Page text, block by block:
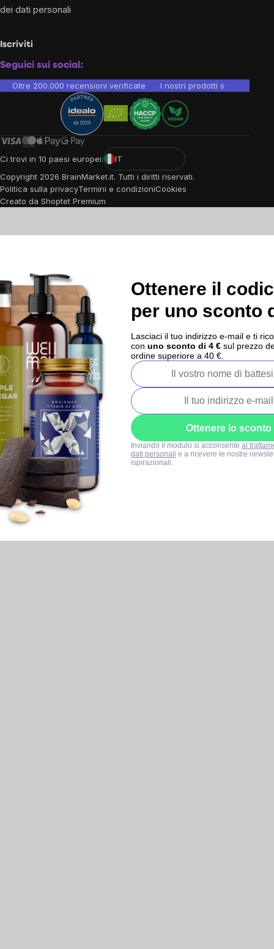
dei dati personali
Iscriviti
Seguici sui social:
Oltre 200.000 recensioni verificate I nostri prodotti sono testati
Ci trovi in 10 paesi europei:
IT
Copyright 2026 BrainMarket.it. Tutti i diritti riservati.
Politica sulla privacyTermini e condizioniCookies
Creato da Shoptet Premium
Ottenere il
per uno sconto
Lasciaci il tuo indirizzo e-mail e ti
con uno sconto di 4 € sul prezzo
ordine superiore a 40 €.
Ottenere lo sconto
Inviando il modulo si acconsente al
dati personali e a ricevere le nostre
ispirazionali.